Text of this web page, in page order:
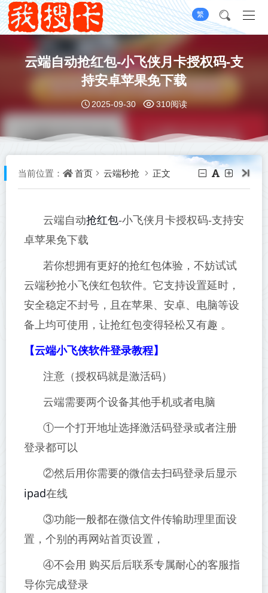
繁
云端自动抢红包-小飞侠月卡授权码-支
持安卓苹果免下载
2025-09-30 310阅读
当前位置： 首页 云端秒抢 正文
云端自动抢红包-小飞侠月卡授权码-支持安
卓苹果免下载
若你想拥有更好的抢红包体验，不妨试试
云端秒抢小飞侠红包软件。它支持设置延时，
安全稳定不封号，且在苹果、安卓、电脑等设
备上均可使用，让抢红包变得轻松又有趣 。
【云端小飞侠软件登录教程】
注意（授权码就是激活码）
云端需要两个设备其他手机或者电脑
①一个打开地址选择激活码登录或者注册
登录都可以
②然后用你需要的微信去扫码登录后显示
ipad在线
③功能一般都在微信文件传输助理里面设
置，个别的再网站首页设置，
④不会用 购买后后联系专属耐心的客服指
导你完成登录